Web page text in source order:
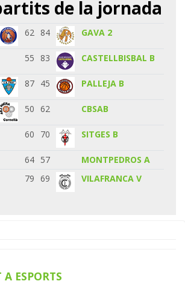
de la jornada
62 84 GAVA 2
55 83 CASTELLBISBAL B
87 45 PALLEJA B
50 62 CBSAB
60 70 SITGES B
64 57
MONTPEDROS A
79 69 VILAFRANCA V
A ESPORTS